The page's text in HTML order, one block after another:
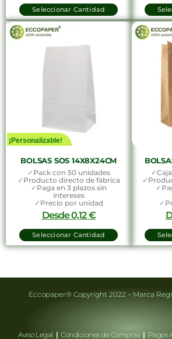
Seleccionar Cantidad
¡Personalizable!
BOLSAS SOS 14X8X24CM
✓Pack con 50 unidades
✓Producto directo de fábrica
✓Paga en 3 plazos sin
intereses
✓Precio por unidad
Desde0,12€
Seleccionar Cantidad
Eccopaper® Copyright 2022 – Marca
Aviso Legal | Condiciones de Compras | Pagos